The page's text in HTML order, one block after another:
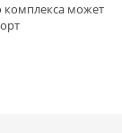
комплекса может